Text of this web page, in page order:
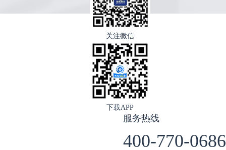
关注微信
下载APP
服务热线
400-770-0686